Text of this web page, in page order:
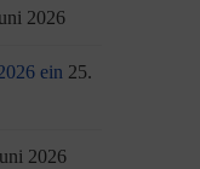
2026
ein 25.
2026